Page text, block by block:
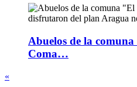
Abuelos de la
Coma…
«